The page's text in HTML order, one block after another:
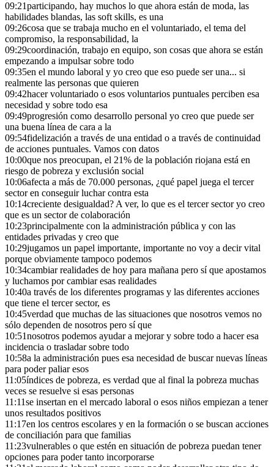
09:21participando, hay muchos lo que ahora están de moda, las
habilidades blandas, las soft skills, es una
09:26cosa que se trabaja mucho en el voluntariado, el tema del
compromiso, la responsabilidad, la
09:29coordinación, trabajo en equipo, son cosas que ahora se están
empezando a impulsar sobre todo
09:35en el mundo laboral y yo creo que eso puede ser una... si
realmente las personas que quieren
09:42hacer voluntariado o esos voluntarios puntuales perciben esa
necesidad y sobre todo esa
09:49progresión como desarrollo personal yo creo que puede ser
una buena línea de cara a la
09:54fidelización a través de una entidad o a través de continuidad
de acciones puntuales. Vamos con datos
10:00que nos preocupan, el 21% de la población riojana está en
riesgo de pobreza y exclusión social
10:06afecta a más de 70.000 personas, ¿qué papel juega el tercer
sector en conseguir luchar contra esta
10:14creciente desigualdad? A ver, lo que es el tercer sector yo creo
que es un sector de colaboración
10:23principalmente con la administración pública y con las
entidades privadas y creo que
10:29jugamos un papel importante, importante no voy a decir vital
porque obviamente tampoco podemos
10:34cambiar realidades de hoy para mañana pero sí que apostamos
y luchamos por cambiar esas realidades
10:40a través de los diferentes programas y las diferentes acciones
que tiene el tercer sector, es
10:45verdad que muchas de las situaciones que nosotros vemos no
sólo dependen de nosotros pero sí que
10:51nosotros podemos ayudar a mejorar y sobre todo a hacer esa
incidencia o trasladar sobre todo
10:58a la administración pues esa necesidad de buscar nuevas líneas
para poder paliar esos
11:05índices de pobreza, es verdad que al final la pobreza muchas
veces se resuelve si esas personas
11:11se insertan en el mercado laboral o esos niños empiezan a tener
unos resultados positivos
11:17en los centros escolares y en la formación o se buscan acciones
de conciliación para que familias
11:23vulnerables o que estén en situación de pobreza puedan tener
opciones para poder tanto incorporarse